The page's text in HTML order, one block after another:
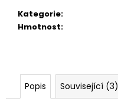
Kategorie:
Hmotnost:
Popis Související (3)
e
VELKÉ
RODINNÉ